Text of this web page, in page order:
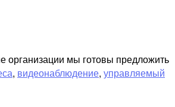
организации мы готовы предложить
, видеонаблюдение, управляемый